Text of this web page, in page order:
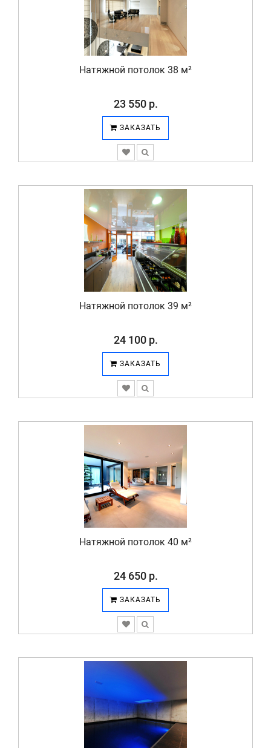
Натяжной потолок 38 м²
23 550 р.
ЗАКАЗАТЬ
Натяжной потолок 39 м²
24 100 р.
ЗАКАЗАТЬ
Натяжной потолок 40 м²
24 650 р.
ЗАКАЗАТЬ